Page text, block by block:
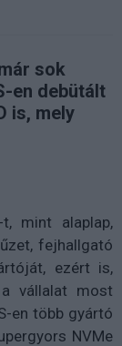
sok
en debütált
is, mely
mint alaplap,
fejhallgató
ezért is,
vállalat most
en több gyártó
NVMe